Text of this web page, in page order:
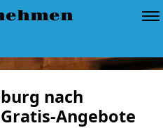
nach
Angebote